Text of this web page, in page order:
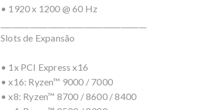
• 1920 x 1200 @ 60 Hz
Slots de Expansão
• 1x PCI Express x16
• x16: Ryzen™ 9000 / 7000
• x8: Ryzen™ 8700 / 8600 / 8400